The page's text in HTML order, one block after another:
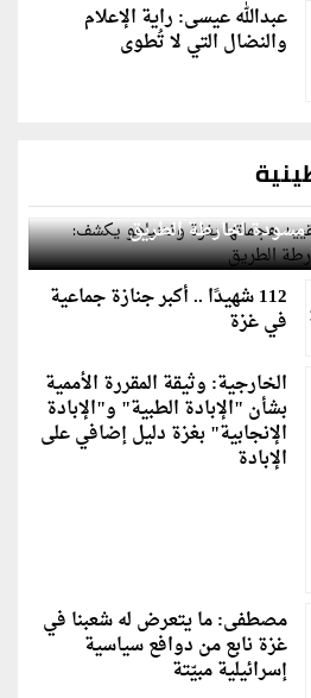
عبدالله عيسى: راية الإعلام
والنضال التي لا تُطوى
هجماتها بغزة ونتنياهو
لخارطة الطريق
112 شهيدًا .. أكبر جنازة جماعية
في غزة
الخارجية: وثيقة المقررة الأممية
بشأن "الإبادة الطبية" و"الإبادة
الإنجابية" بغزة دليل إضافي على
الإبادة
مصطفى: ما يتعرض له شعبنا في
غزة نابع من دوافع سياسية
إسرائيلية مبيّتة